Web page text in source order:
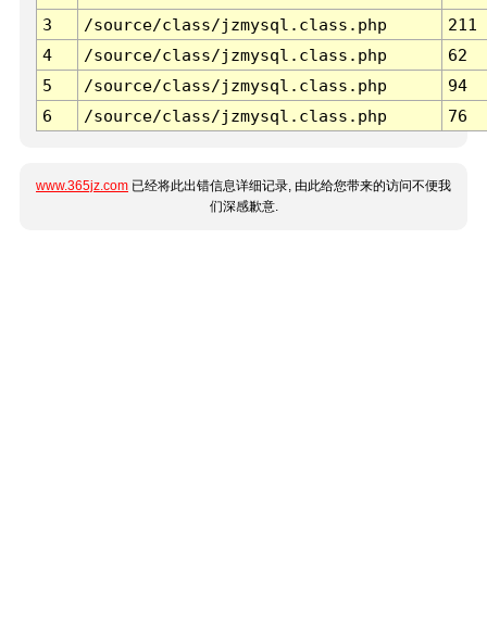
3 /source/class/jzmysql.class.php
211
4
/source/class/jzmysql.class.php
62
5
/source/class/jzmysql.class.php
94
6
/source/class/jzmysql.class.php 76
www.365jz.com 已经将此出错信息详细记录, 由此给您带来的访问不便我
们深感歉意.